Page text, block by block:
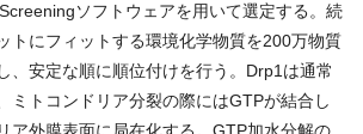
ソフトウェアを用いて選定する。続
トにフィットする環境化学物質を200万物質
、安定な順に順位付けを行う。Drp1は通常
ミトコンドリア分裂の際にはGTPが結合し